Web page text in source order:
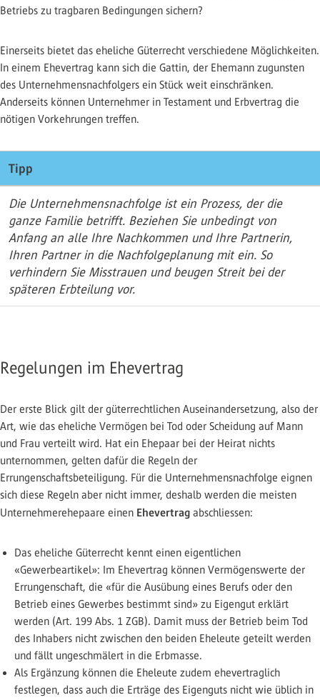
Betriebs zu tragbaren Bedingungen sichern?
Einerseits bietet das eheliche Güterrecht verschiedene Möglichkeiten.
In einem Ehevertrag kann sich die Gattin, der Ehemann zugunsten
des Unternehmensnachfolgers ein Stück weit einschränken.
Anderseits können Unternehmer in Testament und Erbvertrag die
nötigen Vorkehrungen treffen.
Tipp
Die Unternehmensnachfolge ist ein Prozess, der die
ganze Familie betrifft. Beziehen Sie unbedingt von
Anfang an alle Ihre Nachkommen und Ihre Partnerin,
Ihren Partner in die Nachfolgeplanung mit ein. So
verhindern Sie Misstrauen und beugen Streit bei der
späteren Erbteilung vor.
Regelungen im Ehevertrag
Der erste Blick gilt der güterrechtlichen Auseinandersetzung, also der
Art, wie das eheliche Vermögen bei Tod oder Scheidung auf Mann
und Frau verteilt wird. Hat ein Ehepaar bei der Heirat nichts
unternommen, gelten dafür die Regeln der
Errungenschaftsbeteiligung. Für die Unternehmensnachfolge eignen
sich diese Regeln aber nicht immer, deshalb werden die meisten
Unternehmerehepaare einen Ehevertrag abschliessen:
Das eheliche Güterrecht kennt einen eigentlichen
«Gewerbeartikel»: Im Ehevertrag können Vermögenswerte der
Errungenschaft, die «für die Ausübung eines Berufs oder den
Betrieb eines Gewerbes bestimmt sind» zu Eigengut erklärt
werden (Art. 199 Abs. 1 ZGB). Damit muss der Betrieb beim Tod
des Inhabers nicht zwischen den beiden Eheleute geteilt werden
und fällt ungeschmälert in die Erbmasse.
Als Ergänzung können die Eheleute zudem ehevertraglich
festlegen, dass auch die Erträge des Eigenguts nicht wie üblich in